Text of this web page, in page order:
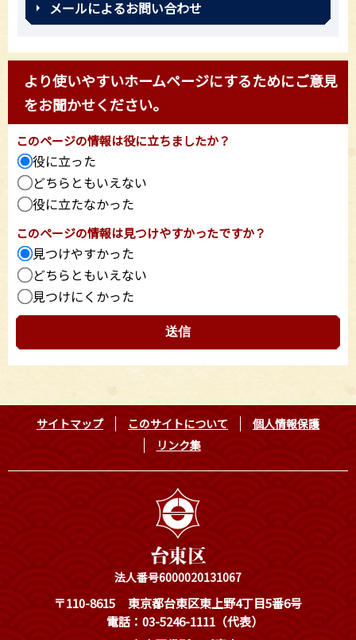
メールによるお問い合わせ
より使いやすいホームページにするためにご意見
をお聞かせください。
このページの情報は役に立ちましたか？
役に立った
どちらともいえない
役に立たなかった
このページの情報は見つけやすかったですか？
見つけやすかった
どちらともいえない
見つけにくかった
サイトマップ このサイトについて
個人情報保護
リンク集
法人番号6000020131067
〒110-8615
東京都台東区東上野4丁目5番6号
電話：03-5246-1111（代表）